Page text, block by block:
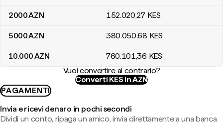
2000AZN 152.020,27 KES
5000AZN 380.050,68 KES
10.000AZN 760.101,36 KES
Vuoi convertire al contrario?
Converti KES in AZN
PAGAMENTI
Invia e ricevi denaro in pochi secondi
Dividi un conto, ripaga un amico, invia direttamente a una banca